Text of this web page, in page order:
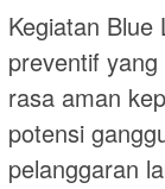
Kegiatan Blue
preventif
rasa aman
potensi
pelanggaran